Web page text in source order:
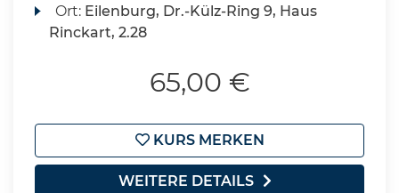
Ort: Eilenburg, Dr.-Külz-Ring 9, Haus
Rinckart, 2.28
65,00 €
KURS MERKEN
WEITERE DETAILS